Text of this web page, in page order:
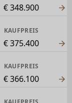
€ 348.900
KAUFPREIS
€ 375.400
KAUFPREIS
€ 366.100